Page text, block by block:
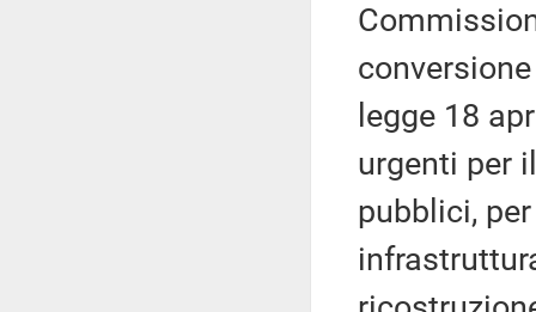
legge 18
urgenti per
pubblici,